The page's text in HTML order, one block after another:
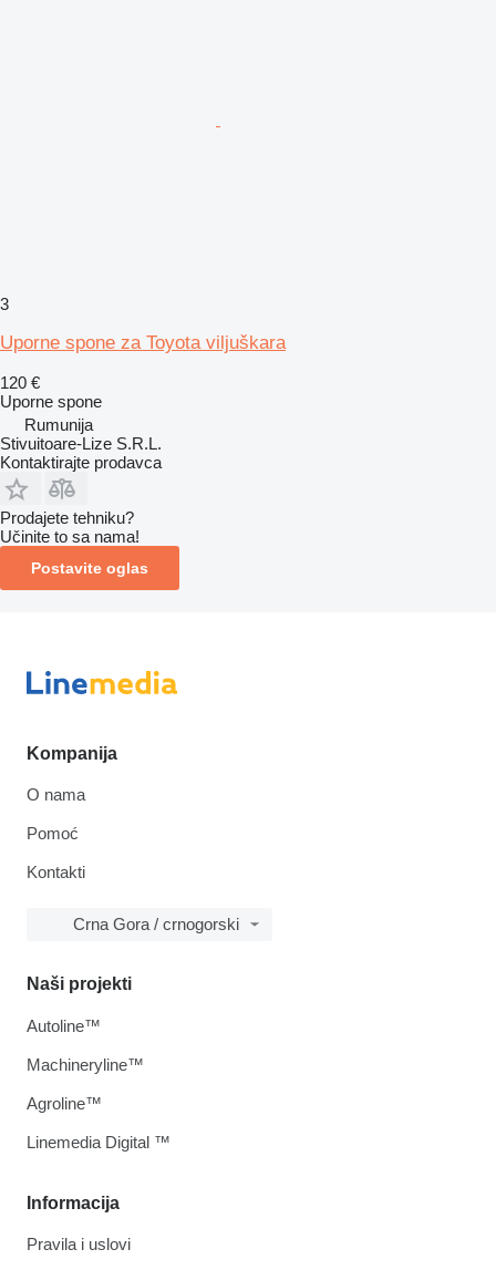
3
Uporne spone za Toyota viljuškara
120 €
Uporne spone
Rumunija
Stivuitoare-Lize S.R.L.
Kontaktirajte prodavca
Prodajete tehniku?
Učinite to sa nama!
Postavite oglas
Kompanija
O nama
Pomoć
Kontakti
Crna Gora / crnogorski
Informacija
Pravila i uslovi
Naši projekti
Autoline™
Machineryline™
Agroline™
Linemedia Digital ™